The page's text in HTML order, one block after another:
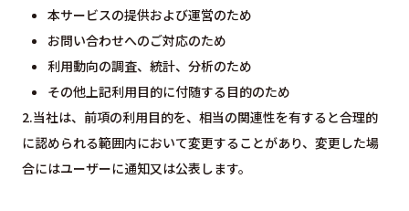
本サービスの提供および運営のため
お問い合わせへのご対応のため
利用動向の調査、統計、分析のため
その他上記利用目的に付随する目的のため
2.当社は、前項の利用目的を、相当の関連性を有すると合理的
に認められる範囲内において変更することがあり、変更した場
合にはユーザーに通知又は公表します。